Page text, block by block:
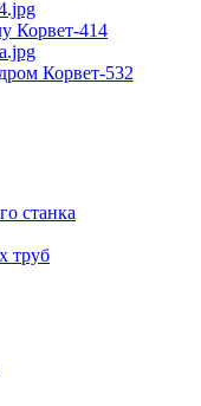
Корвет-414
Корвет-532
станка
труб